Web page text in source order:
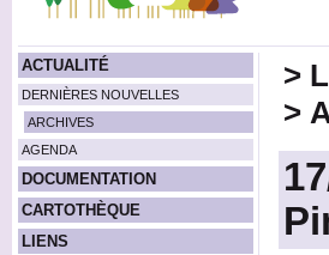
ACTUALITÉ
DERNIÈRES NOUVELLES
ARCHIVES
AGENDA
DOCUMENTATION
CARTOTHÈQUE
LIENS
>
>